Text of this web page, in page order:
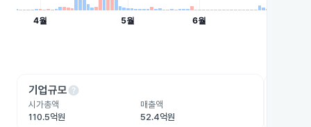
기업규모help
시가총액
110.5억원
매출액
52.4억원